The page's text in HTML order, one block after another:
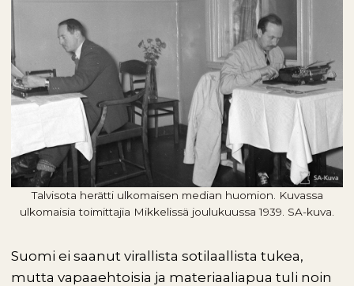
Talvisota herätti ulkomaisen median huomion. Kuvassa
ulkomaisia toimittajia Mikkelissä joulukuussa 1939. SA-kuva.
Suomi ei saanut virallista sotilaallista tukea,
mutta vapaaehtoisia ja materiaaliapua tuli noin